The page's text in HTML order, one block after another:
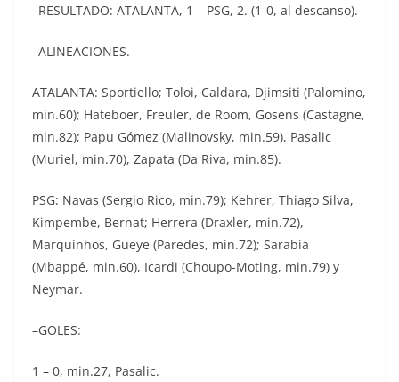
–RESULTADO: ATALANTA, 1 – PSG, 2. (1-0, al descanso).
–ALINEACIONES.
ATALANTA: Sportiello; Toloi, Caldara, Djimsiti (Palomino,
min.60); Hateboer, Freuler, de Room, Gosens (Castagne,
min.82); Papu Gómez (Malinovsky, min.59), Pasalic
(Muriel, min.70), Zapata (Da Riva, min.85).
PSG: Navas (Sergio Rico, min.79); Kehrer, Thiago Silva,
Kimpembe, Bernat; Herrera (Draxler, min.72),
Marquinhos, Gueye (Paredes, min.72); Sarabia
(Mbappé, min.60), Icardi (Choupo-Moting, min.79) y
Neymar.
–GOLES:
1 – 0, min.27, Pasalic.